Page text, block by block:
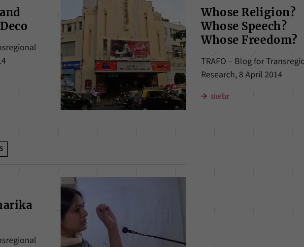
Whose Religion?
Whose Speech?
Whose Freedom?
TRAFO – Blog for
Research, 8 April 2014
mehr